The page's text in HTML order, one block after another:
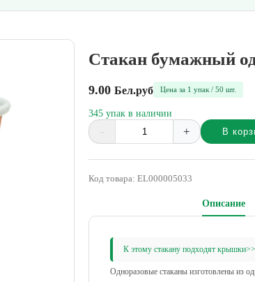
Стакан бумажный
9.00 Бел.руб Цена за 1 упак / 50 шт.
345 упак в наличии
- + В
Alternative:
Код товара: EL000005033
Описание
К этому стакану подходят
Одноразовые стаканы изготовлены из